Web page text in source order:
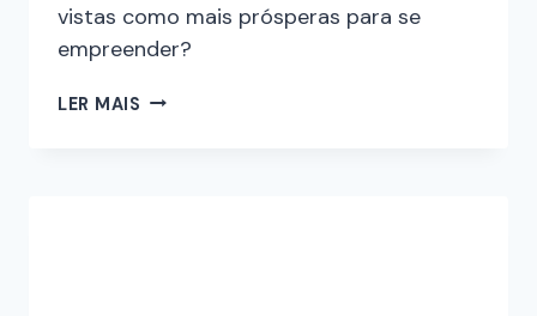
vistas como mais prósperas para se
empreender?
LER MAIS